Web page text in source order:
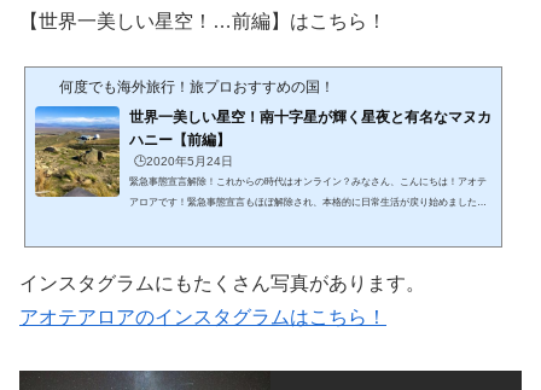
【世界一美しい星空！…前編】はこちら！
何度でも海外旅行！旅プロおすすめの国！
世界一美しい星空！南十字星が輝く星夜と有名なマヌカ
ハニー【前編】
🕒️2020年5月24日
緊急事態宣言解除！これからの時代はオンライン？みなさん、こんにちは！アオテ
アロアです！緊急事態宣言もほぼ解除され、本格的に日常生活が戻り始めました。
わからないと書きましたが、今は写真を撮るだけで花の名前がわかるアプリがある
インスタグラムにもたくさん写真があります。
アオテアロアのインスタグラムはこちら！